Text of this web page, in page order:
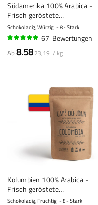
Südamerika 100% Arabica -
Frisch geröstete
Kaffeebohnen
Schokoladig, Würzig 8 - Stark
67 Bewertungen
Ab8.58 23,19 / kg
Kolumbien 100% Arabica -
Frisch geröstete
Kaffeebohnen
Schokoladig, Fruchtig 8 - Stark